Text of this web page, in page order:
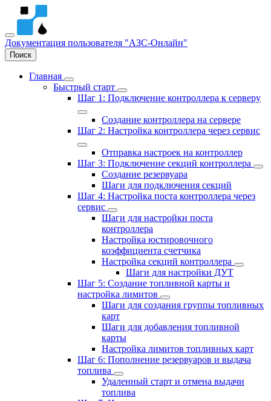
Документация пользователя "АЗС-Онлайн"
Поиск
Главная
Быстрый старт
Шаг 1: Подключение контроллера к серверу
Создание контроллера на сервере
Шаг 2: Настройка контроллера через сервис
Отправка настроек на контроллер
Шаг 3: Подключение секций контроллера
Создание резервуара
Шаги для подключения секций
Шаг 4: Настройка поста контроллера через
сервис
Шаги для настройки поста
контроллера
Настройка юстировочного
коэффициента счетчика
Настройка секций контроллера
Шаги для настройки ДУТ
Шаг 5: Создание топливной карты и
настройка лимитов
Шаги для создания группы топливных
карт
Шаги для добавления топливной
карты
Настройка лимитов топливных карт
Шаг 6: Пополнение резервуаров и выдача
топлива
Удаленный старт и отмена выдачи
топлива